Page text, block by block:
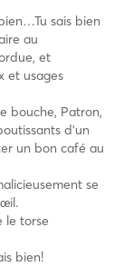
sais bien
au
et
et usages
bouche, Patron,
d’un
un bon café au
se
le torse
bien!